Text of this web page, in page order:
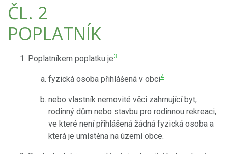
ČL. 2
POPLATNÍK
Poplatníkem poplatku je3
fyzická osoba přihlášená v obci4
nebo vlastník nemovité věci zahrnující byt,
rodinný dům nebo stavbu pro rodinnou rekreaci,
ve které není přihlášená žádná fyzická osoba a
která je umístěna na území obce.